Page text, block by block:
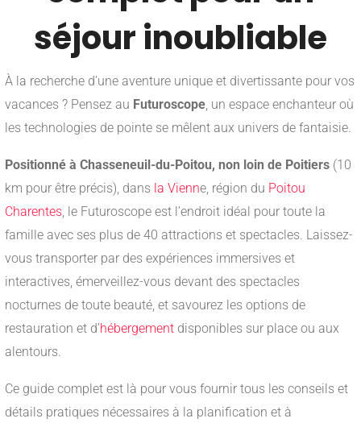
séjour inoubliable
À la recherche d’une aventure unique et divertissante pour vos
vacances ? Pensez au Futuroscope, un espace enchanteur où
les technologies de pointe se mêlent aux univers de fantaisie.
Positionné à Chasseneuil-du-Poitou, non loin de Poitiers (10
km pour être précis), dans la Vienne, région du Poitou
Charentes, le Futuroscope est l’endroit idéal pour toute la
famille avec ses plus de 40 attractions et spectacles. Laissez-
vous transporter par des expériences immersives et
interactives, émerveillez-vous devant des spectacles
nocturnes de toute beauté, et savourez les options de
restauration et d’hébergement disponibles sur place ou aux
alentours.
Ce guide complet est là pour vous fournir tous les conseils et
détails pratiques nécessaires à la planification et à